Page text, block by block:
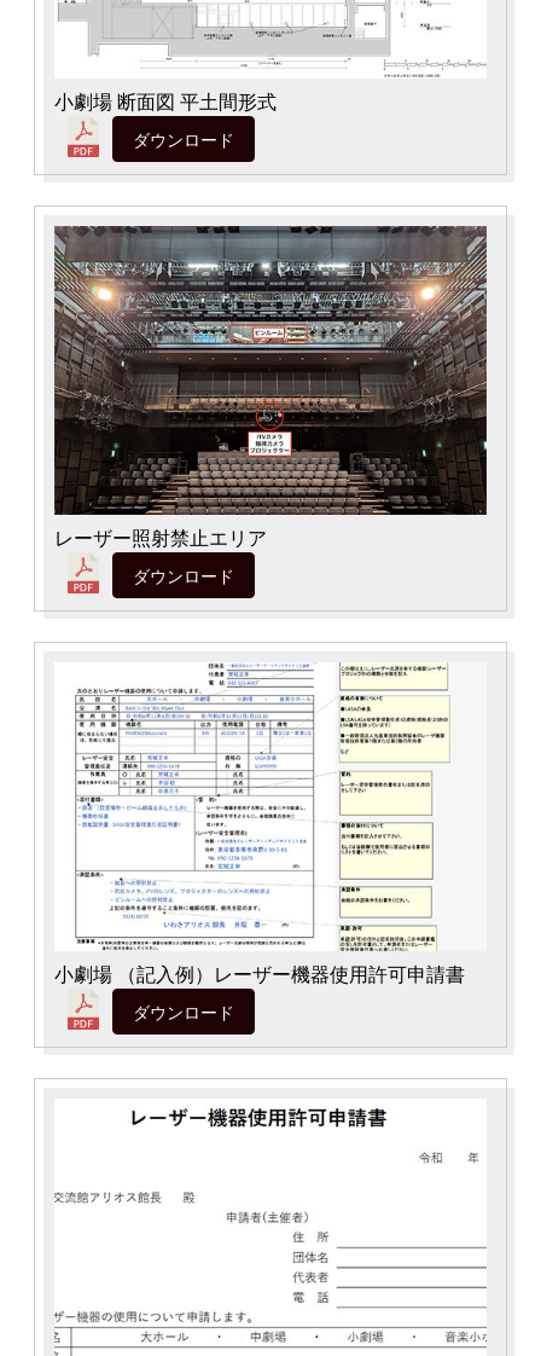
小劇場 断面図 平土間形式
ダウンロード
レーザー照射禁止エリア
ダウンロード
小劇場 （記入例）レーザー機器使用許可申請書
ダウンロード